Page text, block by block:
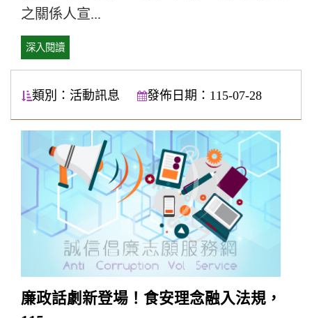
之關係人宣...
深入閱讀
類別：活動訊息 發佈日期：115-07-28
廉政話劇新登場！食安理念融入法規，